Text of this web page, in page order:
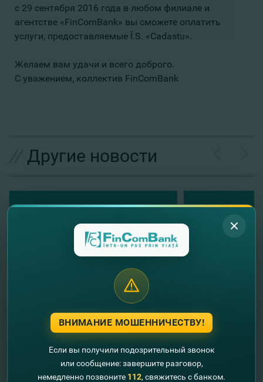
с 29 сентября 2016 года в любом филиале и
агентстве «FinComBank» вы сможете оплатить
услуги, предоставляемые Î.S. «Cadastu».
Желаем вам удачи и всего доброго.
С уважением, коллектив FinComBank
Другие новости
"FinComBank" S.A. является членом
Схемы гарантирования депозитов
Республики Молдова
ВНИМАНИЕ МОШЕННИЧЕСТВУ!
Если вы получили подозрительный звонок
или сообщение: завершите разговор,
немедленно позвоните 112, свяжитесь с банком.